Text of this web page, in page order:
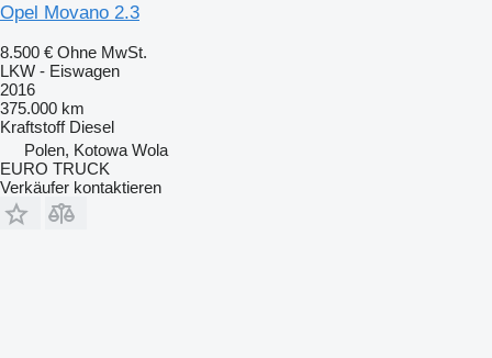
Opel Movano 2.3
8.500 € Ohne MwSt.
LKW - Eiswagen
2016
375.000 km
Kraftstoff Diesel
Polen, Kotowa Wola
EURO TRUCK
Verkäufer kontaktieren